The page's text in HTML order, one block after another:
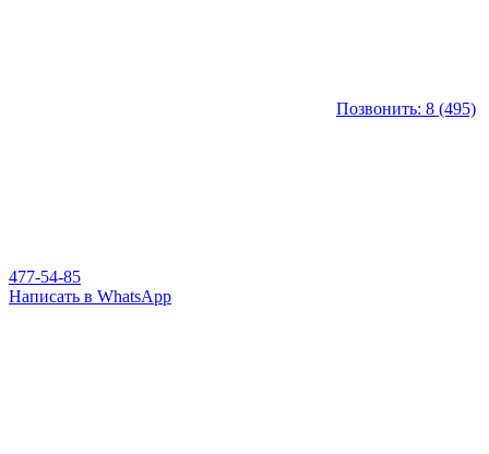
Позвонить: 8 (495)
477-54-85
Написать в WhatsApp